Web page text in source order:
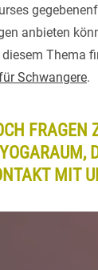
anbieten
Thema
Schwangere.
FRAGEN
MIT